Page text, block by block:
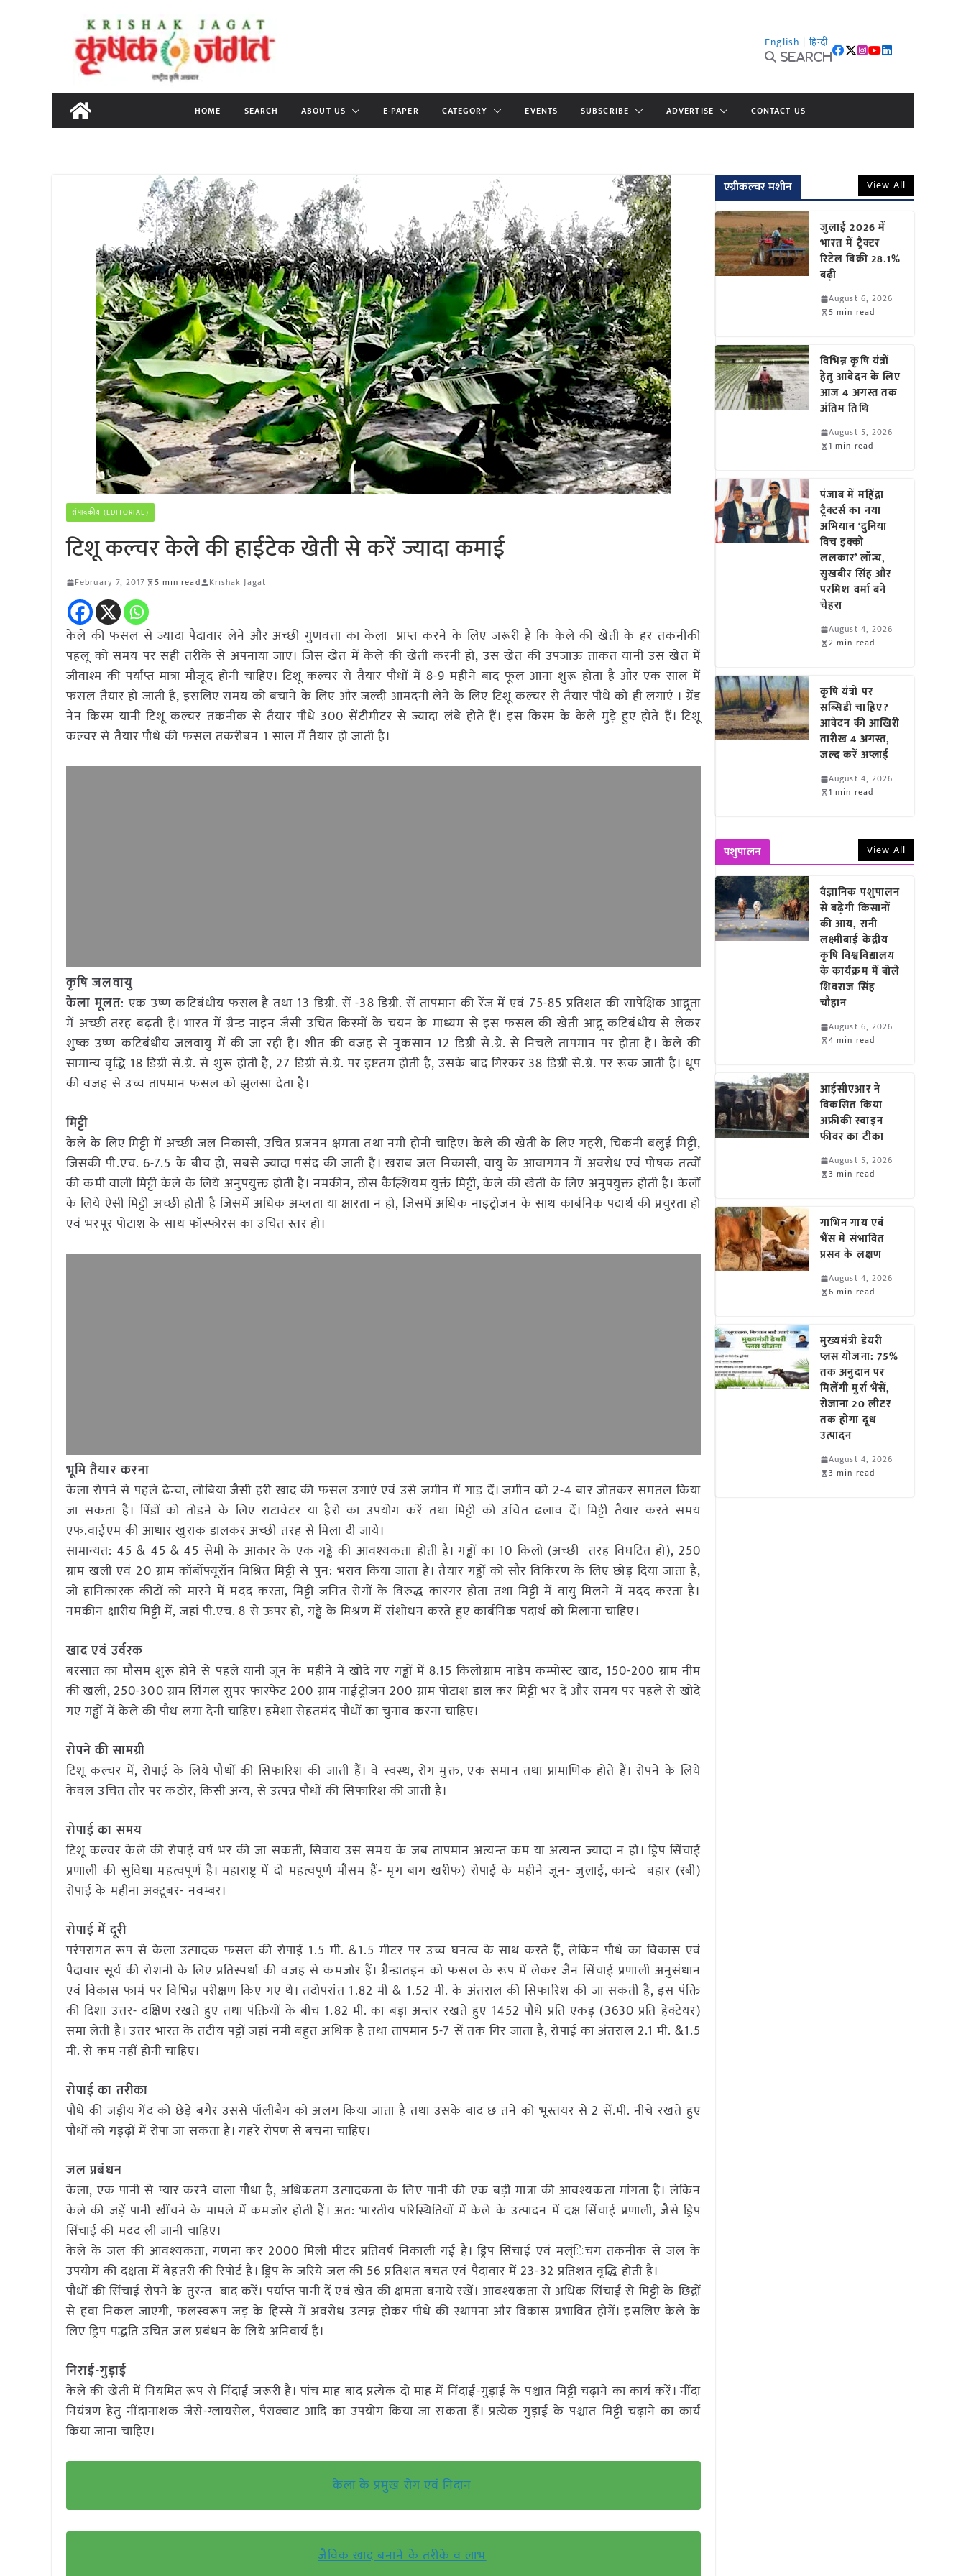
content
English | हिन्दी
Search
HOME SEARCH ABOUT US E-PAPER CATEGORY EVENTS SUBSCRIBE ADVERTISE CONTACT US
संपादकीय (EDITORIAL)
टिशू कल्चर केले की हाईटेक खेती से करें ज्यादा कमाई
February 7, 2017 5 min read Krishak Jagat
केले की फसल से ज्यादा पैदावार लेने और अच्छी गुणवत्ता का केला प्राप्त करने के लिए जरूरी है कि केले की खेती के हर तकनीकी
पहलू को समय पर सही तरीके से अपनाया जाए। जिस खेत में केले की खेती करनी हो, उस खेत की उपजाऊ ताकत यानी उस खेत में
जीवाश्म की पर्याप्त मात्रा मौजूद होनी चाहिए। टिशू कल्चर से तैयार पौधों में 8-9 महीने बाद फूल आना शुरू होता है और एक साल में
फसल तैयार हो जाती है, इसलिए समय को बचाने के लिए और जल्दी आमदनी लेने के लिए टिशू कल्चर से तैयार पौधे को ही लगाएं । ग्रेंड
नेन किस्म यानी टिशू कल्चर तकनीक से तैयार पौधे 300 सेंटीमीटर से ज्यादा लंबे होते हैं। इस किस्म के केले मुड़े हुए होते हैं। टिशू
कल्चर से तैयार पौधे की फसल तकरीबन 1 साल में तैयार हो जाती है।
कृषि जलवायु
केला मूलत: एक उष्ण कटिबंधीय फसल है तथा 13 डिग्री. सें -38 डिग्री. सें तापमान की रेंज में एवं 75-85 प्रतिशत की सापेक्षिक आद्र्रता
में अच्छी तरह बढ़ती है। भारत में ग्रैन्ड नाइन जैसी उचित किस्मों के चयन के माध्यम से इस फसल की खेती आद्र्र कटिबंधीय से लेकर
शुष्क उष्ण कटिबंधीय जलवायु में की जा रही है। शीत की वजह से नुकसान 12 डिग्री से.ग्रे. से निचले तापमान पर होता है। केले की
सामान्य वृद्धि 18 डिग्री से.ग्रे. से शुरू होती है, 27 डिग्री से.ग्रे. पर इष्टतम होती है, उसके बाद गिरकर 38 डिग्री से.ग्रे. पर रूक जाती है। धूप
की वजह से उच्च तापमान फसल को झुलसा देता है।
मिट्टी
केले के लिए मिट्टी में अच्छी जल निकासी, उचित प्रजनन क्षमता तथा नमी होनी चाहिए। केले की खेती के लिए गहरी, चिकनी बलुई मिट्टी,
जिसकी पी.एच. 6-7.5 के बीच हो, सबसे ज्यादा पसंद की जाती है। खराब जल निकासी, वायु के आवागमन में अवरोध एवं पोषक तत्वों
की कमी वाली मिट्टी केले के लिये अनुपयुक्त होती है। नमकीन, ठोस कैल्शियम युक्तं मिट्टी, केले की खेती के लिए अनुपयुक्त होती है। केलों
के लिये ऐसी मिट्टी अच्छी होती है जिसमें अधिक अम्लता या क्षारता न हो, जिसमें अधिक नाइट्रोजन के साथ कार्बनिक पदार्थ की प्रचुरता हो
एवं भरपूर पोटाश के साथ फॉस्फोरस का उचित स्तर हो।
भूमि तैयार करना
केला रोपने से पहले ढेन्चा, लोबिया जैसी हरी खाद की फसल उगाएं एवं उसे जमीन में गाड़ दें। जमीन को 2-4 बार जोतकर समतल किया
जा सकता है। पिंडों को तोडऩे के लिए राटावेटर या हैरो का उपयोग करें तथा मिट्टी को उचित ढलाव दें। मिट्टी तैयार करते समय
एफ.वाईएम की आधार खुराक डालकर अच्छी तरह से मिला दी जाये।
सामान्यत: 45 & 45 & 45 सेमी के आकार के एक गड्ढे की आवश्यकता होती है। गड्ढों का 10 किलो (अच्छी तरह विघटित हो), 250
ग्राम खली एवं 20 ग्राम कॉर्बोफ्यूरॉन मिश्रित मिट्टी से पुन: भराव किया जाता है। तैयार गड्ढों को सौर विकिरण के लिए छोड़ दिया जाता है,
जो हानिकारक कीटों को मारने में मदद करता, मिट्टी जनित रोगों के विरुद्ध कारगर होता तथा मिट्टी में वायु मिलने में मदद करता है।
नमकीन क्षारीय मिट्टी में, जहां पी.एच. 8 से ऊपर हो, गड्ढे के मिश्रण में संशोधन करते हुए कार्बनिक पदार्थ को मिलाना चाहिए।
खाद एवं उर्वरक
बरसात का मौसम शुरू होने से पहले यानी जून के महीने में खोदे गए गड्ढों में 8.15 किलोग्राम नाडेप कम्पोस्ट खाद, 150-200 ग्राम नीम
की खली, 250-300 ग्राम सिंगल सुपर फास्फेट 200 ग्राम नाईट्रोजन 200 ग्राम पोटाश डाल कर मिट्टी भर दें और समय पर पहले से खोदे
गए गड्ढों में केले की पौध लगा देनी चाहिए। हमेशा सेहतमंद पौधों का चुनाव करना चाहिए।
रोपने की सामग्री
टिशू कल्चर में, रोपाई के लिये पौधों की सिफारिश की जाती हैं। वे स्वस्थ, रोग मुक्त, एक समान तथा प्रामाणिक होते हैं। रोपने के लिये
केवल उचित तौर पर कठोर, किसी अन्य, से उत्पन्न पौधों की सिफारिश की जाती है।
रोपाई का समय
टिशू कल्चर केले की रोपाई वर्ष भर की जा सकती, सिवाय उस समय के जब तापमान अत्यन्त कम या अत्यन्त ज्यादा न हो। ड्रिप सिंचाई
प्रणाली की सुविधा महत्वपूर्ण है। महाराष्ट्र में दो महत्वपूर्ण मौसम हैं- मृग बाग खरीफ) रोपाई के महीने जून- जुलाई, कान्दे बहार (रबी)
रोपाई के महीना अक्टूबर- नवम्बर।
रोपाई में दूरी
परंपरागत रूप से केला उत्पादक फसल की रोपाई 1.5 मी. &1.5 मीटर पर उच्च घनत्व के साथ करते हैं, लेकिन पौधे का विकास एवं
पैदावार सूर्य की रोशनी के लिए प्रतिस्पर्धा की वजह से कमजोर हैं। ग्रैन्डातइन को फसल के रूप में लेकर जैन सिंचाई प्रणाली अनुसंधान
एवं विकास फार्म पर विभिन्न परीक्षण किए गए थे। तदोपरांत 1.82 मी & 1.52 मी. के अंतराल की सिफारिश की जा सकती है, इस पंक्ति
की दिशा उत्तर- दक्षिण रखते हुए तथा पंक्तियों के बीच 1.82 मी. का बड़ा अन्तर रखते हुए 1452 पौधे प्रति एकड़ (3630 प्रति हेक्टेयर)
समा लेती है। उत्तर भारत के तटीय पट्टों जहां नमी बहुत अधिक है तथा तापमान 5-7 सें तक गिर जाता है, रोपाई का अंतराल 2.1 मी. &1.5
मी. से कम नहीं होनी चाहिए।
रोपाई का तरीका
पौधे की जड़ीय गेंद को छेड़े बगैर उससे पॉलीबैग को अलग किया जाता है तथा उसके बाद छ तने को भूस्तयर से 2 सें.मी. नीचे रखते हुए
पौधों को गड्ढ़ों में रोपा जा सकता है। गहरे रोपण से बचना चाहिए।
जल प्रबंधन
केला, एक पानी से प्यार करने वाला पौधा है, अधिकतम उत्पादकता के लिए पानी की एक बड़ी मात्रा की आवश्यकता मांगता है। लेकिन
केले की जड़ें पानी खींचने के मामले में कमजोर होती हैं। अत: भारतीय परिस्थितियों में केले के उत्पादन में दक्ष सिंचाई प्रणाली, जैसे ड्रिप
सिंचाई की मदद ली जानी चाहिए।
केले के जल की आवश्यकता, गणना कर 2000 मिली मीटर प्रतिवर्ष निकाली गई है। ड्रिप सिंचाई एवं मल्ंिचग तकनीक से जल के
उपयोग की दक्षता में बेहतरी की रिपोर्ट है। ड्रिप के जरिये जल की 56 प्रतिशत बचत एवं पैदावार में 23-32 प्रतिशत वृद्धि होती है।
पौधों की सिंचाई रोपने के तुरन्त बाद करें। पर्याप्त पानी दें एवं खेत की क्षमता बनाये रखें। आवश्यकता से अधिक सिंचाई से मिट्टी के छिद्रों
से हवा निकल जाएगी, फलस्वरूप जड़ के हिस्से में अवरोध उत्पन्न होकर पौधे की स्थापना और विकास प्रभावित होगें। इसलिए केले के
लिए ड्रिप पद्धति उचित जल प्रबंधन के लिये अनिवार्य है।
निराई-गुड़ाई
केले की खेती में नियमित रूप से निंदाई जरूरी है। पांच माह बाद प्रत्येक दो माह में निंदाई-गुड़ाई के पश्चात मिट्टी चढ़ाने का कार्य करें। नींदा
नियंत्रण हेतु नींदानाशक जैसे-ग्लायसेल, पैराक्वाट आदि का उपयोग किया जा सकता हैं। प्रत्येक गुड़ाई के पश्चात मिट्टी चढ़ाने का कार्य
किया जाना चाहिए।
केला के प्रमुख रोग एवं निदान
जैविक खाद बनाने के तरीके व लाभ
एग्रीकल्चर मशीन View All
जुलाई 2026 में
भारत में ट्रैक्टर
रिटेल बिक्री 28.1%
बढ़ी
August 6, 2026
5 min read
विभिन्न कृषि यंत्रों
हेतु आवेदन के लिए
आज 4 अगस्त तक
अंतिम तिथि
August 5, 2026
1 min read
पंजाब में महिंद्रा
ट्रैक्टर्स का नया
अभियान ‘दुनिया
विच इक्को
ललकार’ लॉन्च,
सुखबीर सिंह और
परमिश वर्मा बने
चेहरा
August 4, 2026
2 min read
कृषि यंत्रों पर
सब्सिडी चाहिए?
आवेदन की आखिरी
तारीख 4 अगस्त,
जल्द करें अप्लाई
August 4, 2026
1 min read
पशुपालन View All
वैज्ञानिक पशुपालन
से बढ़ेगी किसानों
की आय, रानी
लक्ष्मीबाई केंद्रीय
कृषि विश्वविद्यालय
के कार्यक्रम में बोले
शिवराज सिंह
चौहान
August 6, 2026
4 min read
आईसीएआर ने
विकसित किया
अफ्रीकी स्वाइन
फीवर का टीका
August 5, 2026
3 min read
गाभिन गाय एवं
भैंस में संभावित
प्रसव के लक्षण
August 4, 2026
6 min read
मुख्यमंत्री डेयरी
प्लस योजना: 75%
तक अनुदान पर
मिलेंगी मुर्रा भैंसें,
रोजाना 20 लीटर
तक होगा दूध
उत्पादन
August 4, 2026
3 min read